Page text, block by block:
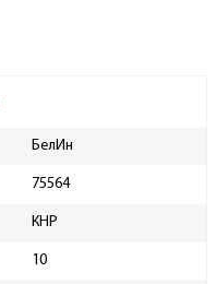
БелИн
75564
КНР
10